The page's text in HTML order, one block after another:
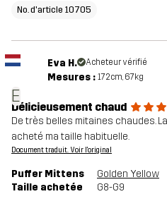
No. d'article 10705
E
Eva H. Acheteur vérifié
Mesures : 172cm, 67kg
Délicieusement chaud
De très belles mitaines chaudes.
acheté ma taille habituelle.
Document traduit. Voir l'original
Puffer Mittens
Golden Yellow
Taille achetée
G8-G9